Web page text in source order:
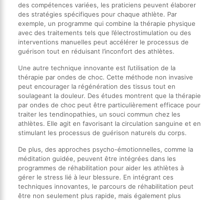
des compétences variées, les praticiens peuvent élaborer
des stratégies spécifiques pour chaque athlète. Par
exemple, un programme qui combine la thérapie physique
avec des traitements tels que l’électrostimulation ou des
interventions manuelles peut accélérer le processus de
guérison tout en réduisant l’inconfort des athlètes.
Une autre technique innovante est l’utilisation de la
thérapie par ondes de choc. Cette méthode non invasive
peut encourager la régénération des tissus tout en
soulageant la douleur. Des études montrent que la thérapie
par ondes de choc peut être particulièrement efficace pour
traiter les tendinopathies, un souci commun chez les
athlètes. Elle agit en favorisant la circulation sanguine et en
stimulant les processus de guérison naturels du corps.
De plus, des approches psycho-émotionnelles, comme la
méditation guidée, peuvent être intégrées dans les
programmes de réhabilitation pour aider les athlètes à
gérer le stress lié à leur blessure. En intégrant ces
techniques innovantes, le parcours de réhabilitation peut
être non seulement plus rapide, mais également plus